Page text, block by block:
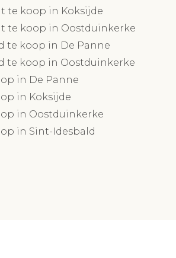
te koop in Koksijde
te koop in Oostduinkerke
te koop in De Panne
te koop in Oostduinkerke
in De Panne
in Koksijde
in Oostduinkerke
in Sint-Idesbald